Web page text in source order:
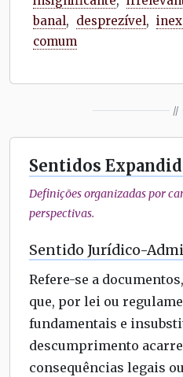
banal, desprezível,
comum
//
Sentidos
Definições organizadas por
perspectivas.
Sentido Jurídico-
Refere-se a
que, por lei ou
fundamentais e
descumprimento
consequências legais